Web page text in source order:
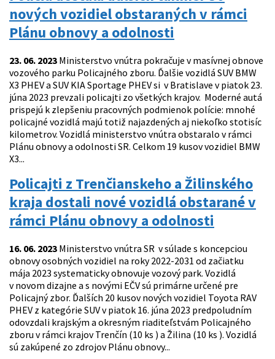
nových vozidiel obstaraných v rámci
Plánu obnovy a odolnosti
23. 06. 2023 Ministerstvo vnútra pokračuje v masívnej obnove
vozového parku Policajného zboru. Ďalšie vozidlá SUV BMW
X3 PHEV a SUV KIA Sportage PHEV si v Bratislave v piatok 23.
júna 2023 prevzali policajti zo všetkých krajov. Moderné autá
prispejú k zlepšeniu pracovných podmienok polície: mnohé
policajné vozidlá majú totiž najazdených aj niekoľko stotisíc
kilometrov. Vozidlá ministerstvo vnútra obstaralo v rámci
Plánu obnovy a odolnosti SR. Celkom 19 kusov vozidiel BMW
X3...
Policajti z Trenčianskeho a Žilinského
kraja dostali nové vozidlá obstarané v
rámci Plánu obnovy a odolnosti
16. 06. 2023 Ministerstvo vnútra SR v súlade s koncepciou
obnovy osobných vozidiel na roky 2022-2031 od začiatku
mája 2023 systematicky obnovuje vozový park. Vozidlá
v novom dizajne a s novými EČV sú primárne určené pre
Policajný zbor. Ďalších 20 kusov nových vozidiel Toyota RAV
PHEV z kategórie SUV v piatok 16. júna 2023 predpoludním
odovzdali krajským a okresným riaditeľstvám Policajného
zboru v rámci krajov Trenčín (10 ks ) a Žilina (10 ks ). Vozidlá
sú zakúpené zo zdrojov Plánu obnovy...